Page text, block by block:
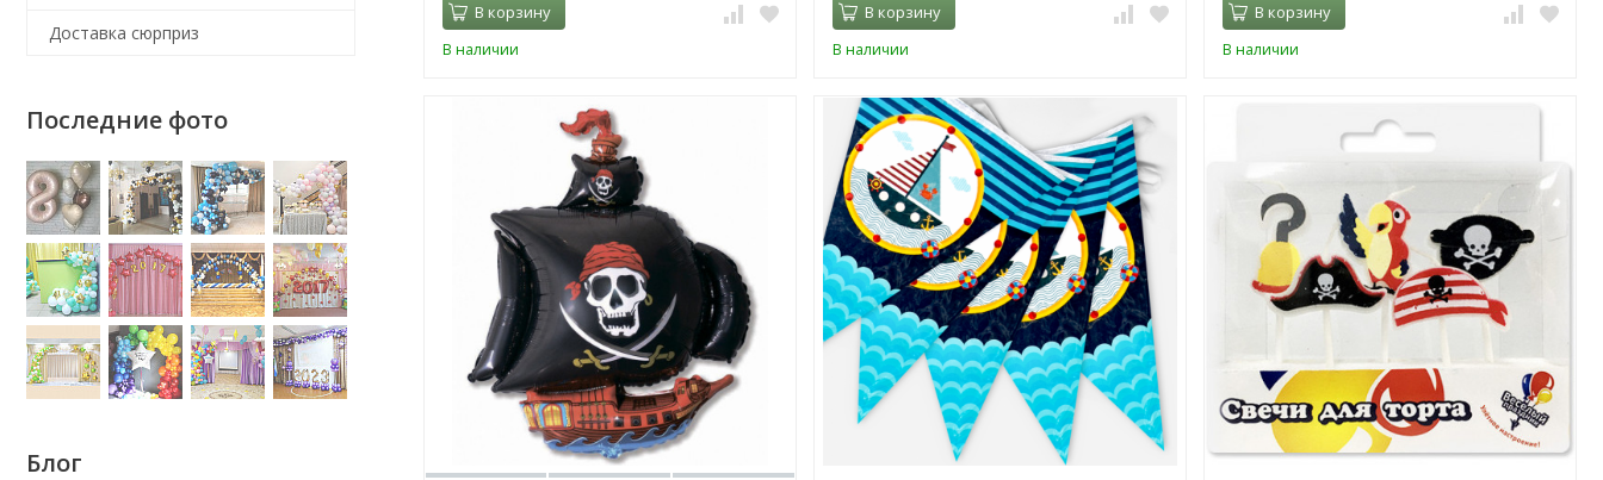
В корзину
В наличии
В корзину
В наличии
В корзину
В наличии
Доставка сюрприз
Последние фото
Блог